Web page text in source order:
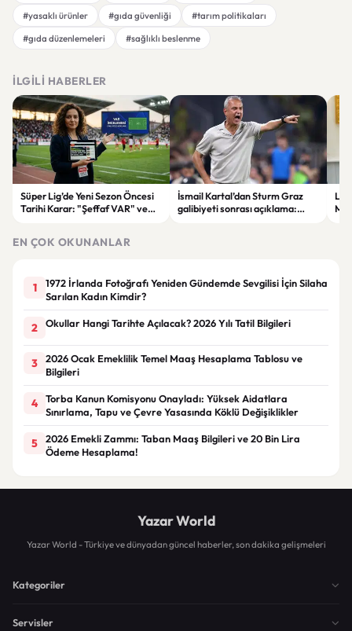
#yasaklı ürünler
#gıda güvenliği
#tarım politikaları
#gıda düzenlemeleri
#sağlıklı beslenme
İLGILI HABERLER
Süper Lig’de Yeni Sezon Öncesi
Tarihi Karar: "Şeffaf VAR" ve
İsmail Kartal’dan Sturm Graz
galibiyeti sonrası açıklama:
EN ÇOK OKUNANLAR
1
1972 İrlanda Fotoğrafı Yeniden Gündemde Sevgilisi İçin Silaha
Sarılan Kadın Kimdir?
2 Okullar Hangi Tarihte Açılacak? 2026 Yılı Tatil Bilgileri
3
2026 Ocak Emeklilik Temel Maaş Hesaplama Tablosu ve
Bilgileri
4
Torba Kanun Komisyonu Onayladı: Yüksek Aidatlara
Sınırlama, Tapu ve Çevre Yasasında Köklü Değişiklikler
5
2026 Emekli Zammı: Taban Maaş Bilgileri ve 20 Bin Lira
Ödeme Hesaplama!
Yazar World
Yazar World - Türkiye ve dünyadan güncel haberler, son dakika gelişmeleri
Kategoriler
Servisler